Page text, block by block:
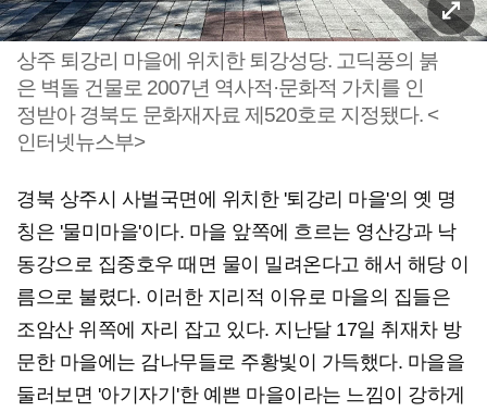
상주 퇴강리 마을에 위치한 퇴강성당. 고딕풍의 붉
은 벽돌 건물로 2007년 역사적·문화적 가치를 인
정받아 경북도 문화재자료 제520호로 지정됐다. <
인터넷뉴스부>
경북 상주시 사벌국면에 위치한 '퇴강리 마을'의 옛 명
칭은 '물미마을'이다. 마을 앞쪽에 흐르는 영산강과 낙
동강으로 집중호우 때면 물이 밀려온다고 해서 해당 이
름으로 불렸다. 이러한 지리적 이유로 마을의 집들은
조암산 위쪽에 자리 잡고 있다. 지난달 17일 취재차 방
문한 마을에는 감나무들로 주황빛이 가득했다. 마을을
둘러보면 '아기자기'한 예쁜 마을이라는 느낌이 강하게